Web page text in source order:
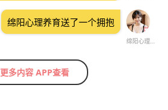
绵阳心理养育
绵阳心理养育送了一个拥抱
更多内容 APP查看